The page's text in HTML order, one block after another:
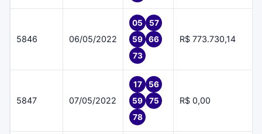
5846 06/05/2022
05
57
59
66
73
R$ 773.730,14
5847 07/05/2022
17
56
59
75
78
R$ 0,00